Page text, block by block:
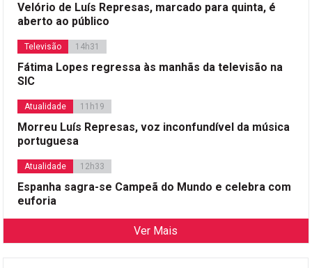
Velório de Luís Represas, marcado para quinta, é
aberto ao público
Televisão 14h31
Fátima Lopes regressa às manhãs da televisão na
SIC
Atualidade 11h19
Morreu Luís Represas, voz inconfundível da música
portuguesa
Atualidade 12h33
Espanha sagra-se Campeã do Mundo e celebra com
euforia
Ver Mais